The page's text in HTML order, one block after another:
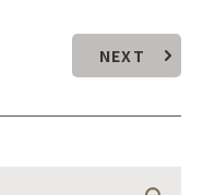
NEXT